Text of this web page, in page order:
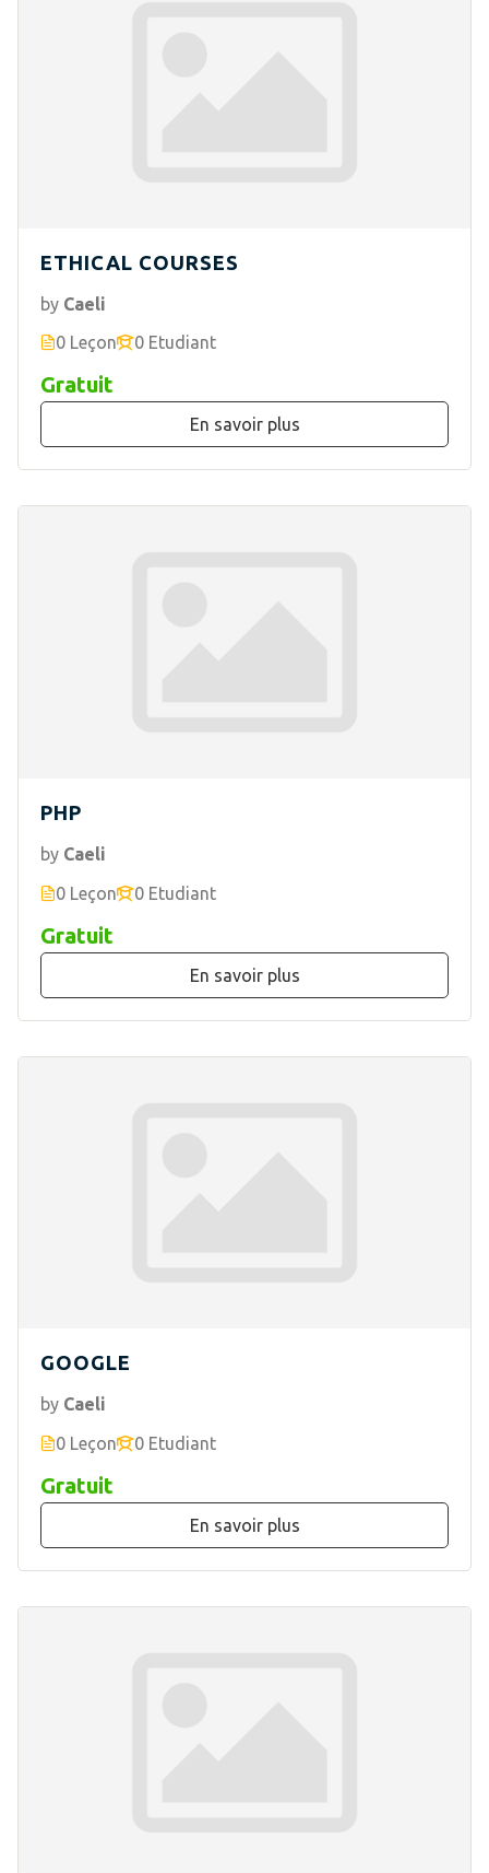
ETHICAL COURSES
by Caeli
0 Leçon
0 Etudiant
Gratuit
En savoir plus
PHP
by Caeli
0 Leçon
0 Etudiant
Gratuit
En savoir plus
GOOGLE
by Caeli
0 Leçon
0 Etudiant
Gratuit
En savoir plus